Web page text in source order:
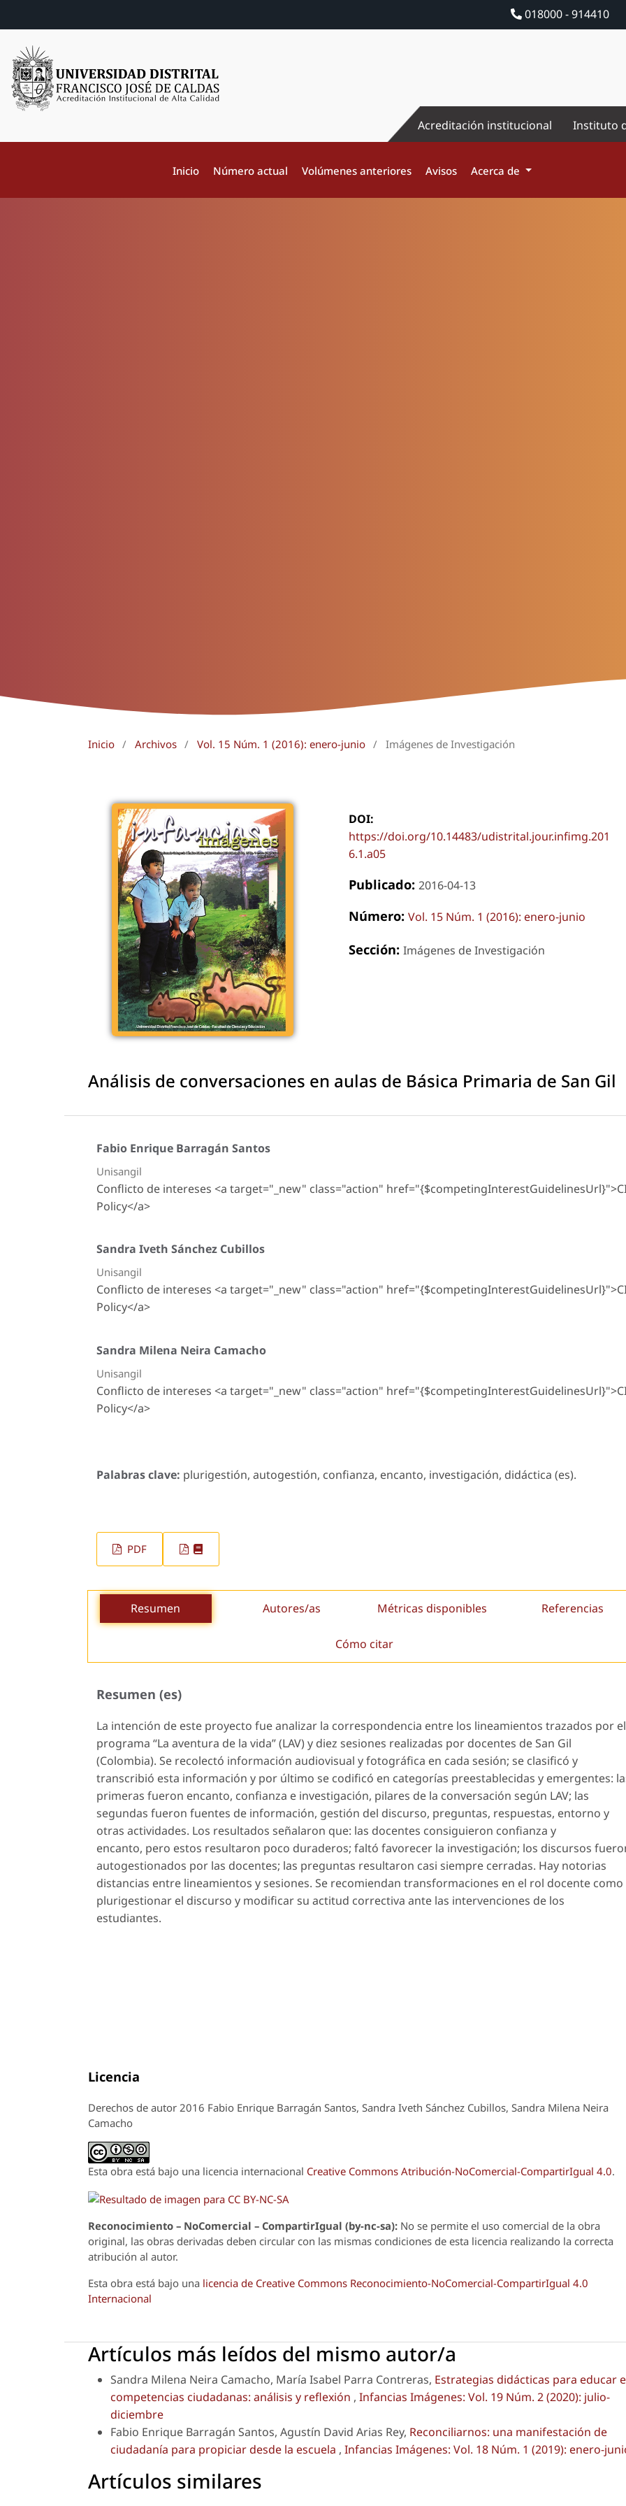
018000 - 914410
Acreditación institucional Instituto
Inicio Número actual Volúmenes anteriores Avisos Acerca de
Inicio / Archivos / Vol. 15 Núm. 1 (2016): enero-junio / Imágenes de Investigación
DOI:
https://doi.org/10.14483/udistrital.jour.infimg.201
6.1.a05
Publicado: 2016-04-13
Número: Vol. 15 Núm. 1 (2016): enero-junio
Sección: Imágenes de Investigación
Análisis de conversaciones en aulas de Básica Primaria de San Gil
Fabio Enrique Barragán Santos
Unisangil
Conflicto de intereses <a target="_new" class="action"
Policy</a>
Sandra Iveth Sánchez Cubillos
Unisangil
Conflicto de intereses <a target="_new" class="action"
Policy</a>
Sandra Milena Neira Camacho
Unisangil
Conflicto de intereses <a target="_new" class="action"
Policy</a>
Palabras clave: plurigestión, autogestión, confianza, encanto, investigación, didáctica (es).
PDF
Resumen Autores/as Métricas disponibles Referencias
Cómo citar
Resumen (es)
La intención de este proyecto fue analizar la correspondencia entre los lineamientos trazados por el
programa “La aventura de la vida” (LAV) y diez sesiones realizadas por docentes de San Gil
(Colombia). Se recolectó información audiovisual y fotográfica en cada sesión; se clasificó y
transcribió esta información y por último se codificó en categorías preestablecidas y emergentes:
primeras fueron encanto, confianza e investigación, pilares de la conversación según LAV; las
segundas fueron fuentes de información, gestión del discurso, preguntas, respuestas, entorno y
otras actividades. Los resultados señalaron que: las docentes consiguieron confianza y
encanto, pero estos resultaron poco duraderos; faltó favorecer la investigación; los discursos
autogestionados por las docentes; las preguntas resultaron casi siempre cerradas. Hay notorias
distancias entre lineamientos y sesiones. Se recomiendan transformaciones en el rol docente como
plurigestionar el discurso y modificar su actitud correctiva ante las intervenciones de los
estudiantes.
Licencia
Derechos de autor 2016 Fabio Enrique Barragán Santos, Sandra Iveth Sánchez Cubillos, Sandra Milena Neira
Camacho
Esta obra está bajo una licencia internacional Creative Commons Atribución-NoComercial-CompartirIgual 4.0.
Reconocimiento – NoComercial – CompartirIgual (by-nc-sa): No se permite el uso comercial de la obra
original, las obras derivadas deben circular con las mismas condiciones de esta licencia realizando la correcta
atribución al autor.
Esta obra está bajo una licencia de Creative Commons Reconocimiento-NoComercial-CompartirIgual 4.0
Internacional
Artículos más leídos del mismo autor/a
Sandra Milena Neira Camacho, María Isabel Parra Contreras, Estrategias didácticas para educar
competencias ciudadanas: análisis y reflexión , Infancias Imágenes: Vol. 19 Núm. 2 (2020): julio-
diciembre
Fabio Enrique Barragán Santos, Agustín David Arias Rey, Reconciliarnos: una manifestación de
ciudadanía para propiciar desde la escuela , Infancias Imágenes: Vol. 18 Núm. 1 (2019): enero-
Artículos similares